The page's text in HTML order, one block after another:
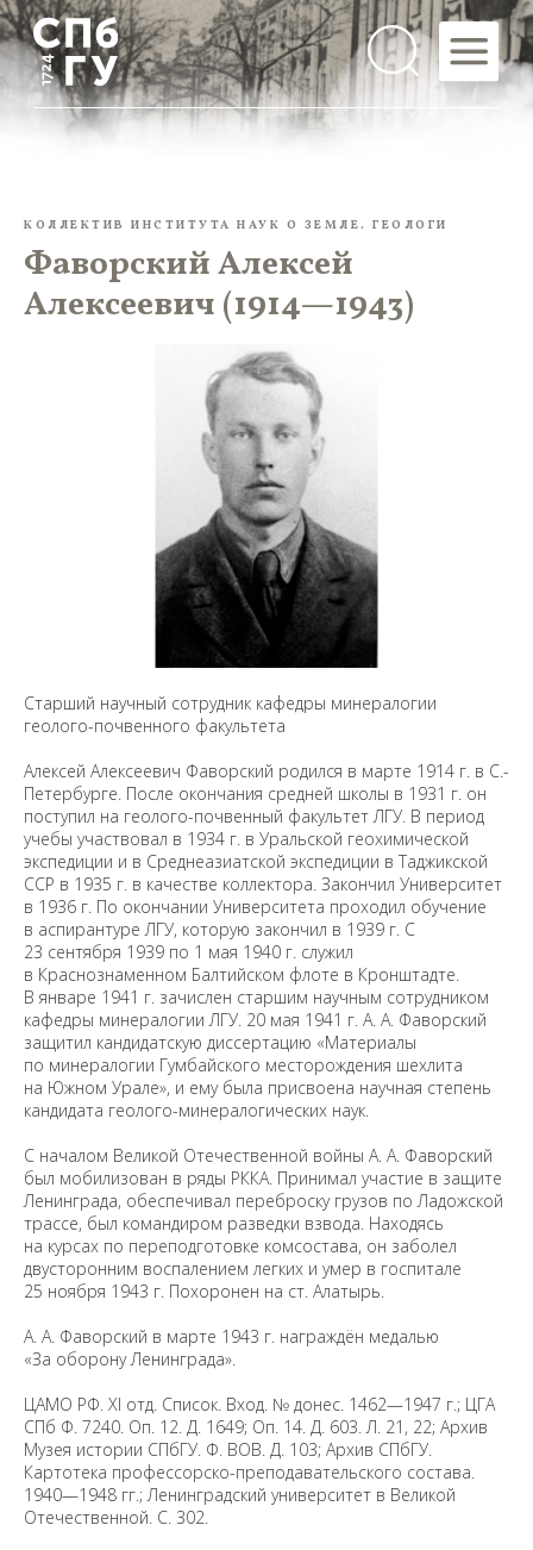
КОЛЛЕКТИВ ИНСТИТУТА НАУК О ЗЕМЛЕ. ГЕОЛОГИ
Фаворский Алексей
Алексеевич (1914—1943)
Старший научный сотрудник кафедры минералогии
геолого-почвенного факультета
Алексей Алексеевич Фаворский родился в марте 1914 г. в С.-
Петербурге. После окончания средней школы в 1931 г. он
поступил на геолого-почвенный факультет ЛГУ. В период
учебы участвовал в 1934 г. в Уральской геохимической
экспедиции и в Среднеазиатской экспедиции в Таджикской
ССР в 1935 г. в качестве коллектора. Закончил Университет
в 1936 г. По окончании Университета проходил обучение
в аспирантуре ЛГУ, которую закончил в 1939 г. С
23 сентября 1939 по 1 мая 1940 г. служил
в Краснознаменном Балтийском флоте в Кронштадте.
В январе 1941 г. зачислен старшим научным сотрудником
кафедры минералогии ЛГУ. 20 мая 1941 г. А. А. Фаворский
защитил кандидатскую диссертацию «Материалы
по минералогии Гумбайского месторождения шехлита
на Южном Урале», и ему была присвоена научная степень
кандидата геолого-минералогических наук.
С началом Великой Отечественной войны А. А. Фаворский
был мобилизован в ряды РККА. Принимал участие в защите
Ленинграда, обеспечивал переброску грузов по Ладожской
трассе, был командиром разведки взвода. Находясь
на курсах по переподготовке комсостава, он заболел
двусторонним воспалением легких и умер в госпитале
25 ноября 1943 г. Похоронен на ст. Алатырь.
А. А. Фаворский в марте 1943 г. награждён медалью
«За оборону Ленинграда».
ЦАМО РФ. XI отд. Список. Вход. № донес. 1462—1947 г.; ЦГА
СПб Ф. 7240. Оп. 12. Д. 1649; Оп. 14. Д. 603. Л. 21, 22; Архив
Музея истории СПбГУ. Ф. ВОВ. Д. 103; Архив СПбГУ.
Картотека профессорско-преподавательского состава.
1940—1948 гг.; Ленинградский университет в Великой
Отечественной. С. 302.